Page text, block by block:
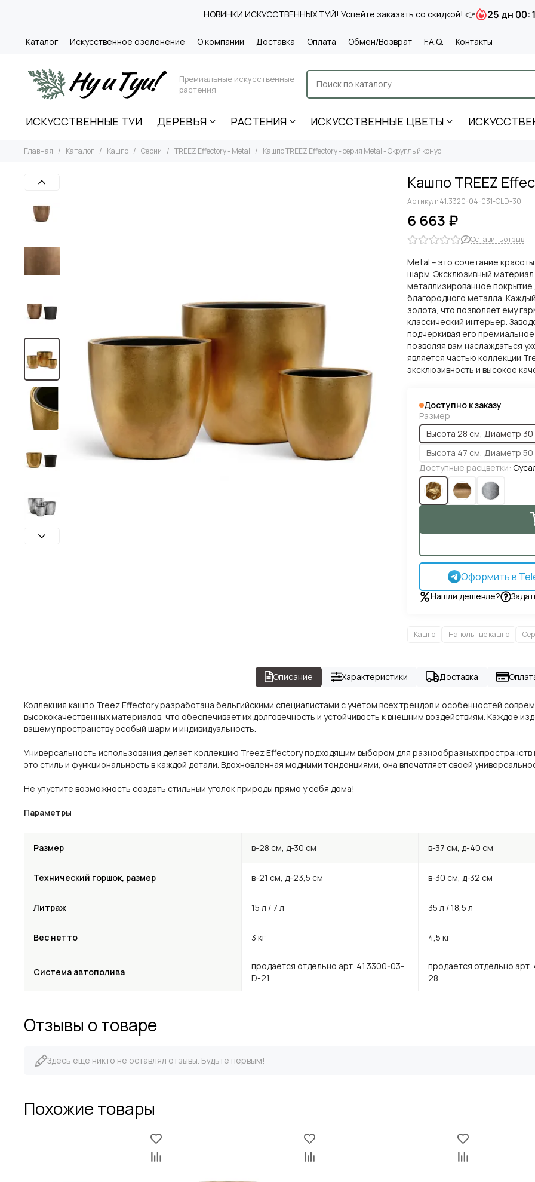
НОВИНКИ ИСКУССТВЕННЫХ ТУЙ! Успейте заказать со скидкой! 👉 25 дн
Каталог Искусственное озеленение О компании Доставка Оплата Обмен/Возврат F.A.Q. Контакты
Премиальные искусственные
растения
ИСКУССТВЕННЫЕ ТУИ ДЕРЕВЬЯ РАСТЕНИЯ ИСКУССТВЕННЫЕ ЦВЕТЫ
Главная Каталог Кашпо Серии TREEZ Effectory - Metal Кашпо TREEZ Effectory - серия Metal - Округлый конус
Кашпо TREEZ
Артикул: 41.3320-04-031-GLD-30
6 663 ₽
Оставить отзыв
Metal – это сочетание
шарм. Эксклюзивный
металлизированное
благородного металла.
золота, что позволяет ему
классический интерьер.
подчеркивая его
позволяя вам наслаждаться
является частью коллекции
эксклюзивность и высокое
Доступно к заказу
Размер
Высота 28 см, Диаметр 30
Высота 47 см, Диаметр 50
Доступные расцветки:
Оформить в
Нашли дешевле?
Кашпо Напольные кашпо
Описание Характеристики Доставка
Коллекция кашпо Treez Effectory разработана бельгийскими специалистами с учетом всех трендов и особенностей
высококачественных материалов, что обеспечивает их долговечность и устойчивость к внешним воздействиям. Каждое
вашему пространству особый шарм и индивидуальность.
Универсальность использования делает коллекцию Treez Effectory подходящим выбором для разнообразных
это стиль и функциональность в каждой детали. Вдохновленная модными тенденциями, она впечатляет своей
Не упустите возможность создать стильный уголок природы прямо у себя дома!
Параметры
Размер в-28 см, д-30 см в-37 см, д-40 см
Технический горшок, размер в-21 см, д-23,5 см в-30 см, д-32 см
Литраж 15 л / 7 л 35 л / 18,5 л
Вес нетто 3 кг 4,5 кг
Система автополива
продается отдельно арт. 41.3300-03-
D-21
продается отдельно арт.
28
Отзывы о товаре
Здесь еще никто не оставлял отзывы. Будьте первым!
Похожие товары